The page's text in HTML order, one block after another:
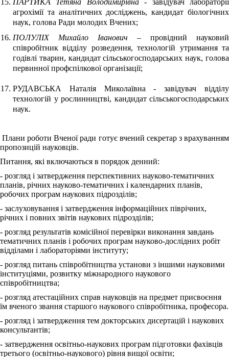
ПАРТИКА Тетяна Володимирівна- завідувач лабораторії
агрохімії та аналітичних досліджень, кандидат біологічних
наук, голова Ради молодих Вчених;
ПОЛУЛІХ Михайло Іванович – провідний науковий
співробітник відділу розведення, технологій утримання та
годівлі тварин, кандидат сільськогосподарських наук, голова
первинної профспілкової організації;
РУДАВСЬКА Наталія Миколаївна - завідувач відділу
технологій у рослинництві, кандидат сільськогосподарських
наук.
Плани роботи Вченої ради готує вчений секретар з врахуванням
пропозицій науковців.
Питання, які включаються в порядок денний:
- розгляд і затвердження перспективних науково-тематичних
планів, річних науково-тематичних і календарних планів,
робочих програм наукових підрозділів;
- заслуховування і затвердження інформаційних піврічних,
річних і повних звітів наукових підрозділів;
- розгляд результатів комісійної перевірки виконання завдань
тематичних планів і робочих програм науково-дослідних робіт
відділами і лабораторіями інституту;
- розгляд питань співробітництва установи з іншими науковими
інституціями, розвитку міжнародного наукового
співробітництва;
- розгляд атестаційних справ науковців на предмет присвоєння
їм вченого звання старшого наукового співробітника, професора.
- розгляд і затвердження тем докторських дисертацій і наукових
консультантів;
- затвердження освітньо-наукових програм підготовки фахівців
третього (освітньо-наукового) рівня вищої освіти;